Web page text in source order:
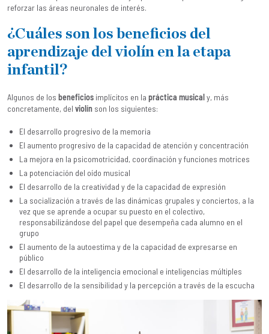
reforzar las áreas neuronales de interés.
¿Cuáles son los beneficios del
aprendizaje del violín en la etapa
infantil?
Algunos de los beneficios implícitos en la práctica musicaly, más
concretamente, del violín son los siguientes:
El desarrollo progresivo de la memoria
El aumento progresivo de la capacidad de atención y concentración
La mejora en la psicomotricidad, coordinación y funciones motrices
La potenciación del oído musical
El desarrollo de la creatividad y de la capacidad de expresión
La socialización a través de las dinámicas grupales y conciertos, a la
vez que se aprende a ocupar su puesto en el colectivo,
responsabilizándose del papel que desempeña cada alumno en el
grupo
El aumento de la autoestima y de la capacidad de expresarse en
público
El desarrollo de la inteligencia emocional e inteligencias múltiples
El desarrollo de la sensibilidad y la percepción a través de la escucha